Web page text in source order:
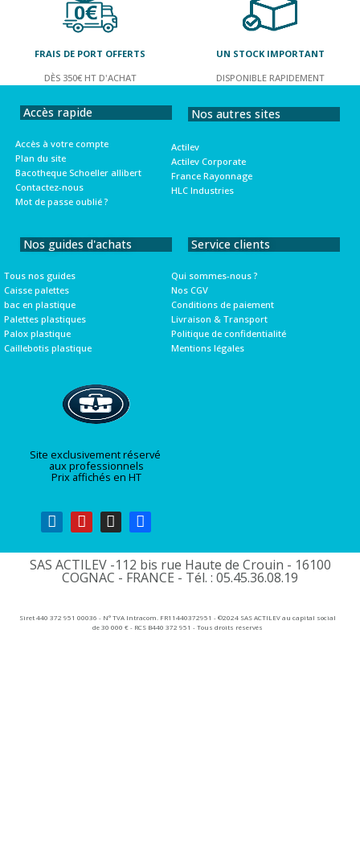
FRAIS DE PORT OFFERTS
DÈS 350€ HT D'ACHAT
UN STOCK IMPORTANT
DISPONIBLE RAPIDEMENT
Accès rapide
Accès à votre compte
Plan du site
Bacotheque Schoeller allibert
Contactez-nous
Mot de passe oublié ?
Nos autres sites
Actilev
Actilev Corporate
France Rayonnage
HLC Industries
Nos guides d'achats
Tous nos guides
Caisse palettes
bac en plastique
Palettes plastiques
Palox plastique
Caillebotis plastique
Service clients
Qui sommes-nous ?
Nos CGV
Conditions de paiement
Livraison & Transport
Politique de confidentialité
Mentions légales
Site exclusivement réservé
aux professionnels
Prix affichés en HT
SAS ACTILEV -112 bis rue Haute de Crouin - 16100
COGNAC - FRANCE - Tél. : 05.45.36.08.19​
Siret 440 372 951 00036 - N° TVA Intracom. FR11440372951 - ©2024 SAS ACTILEV au capital social
de 30 000 € - RCS B440 372 951 - Tous droits réservés​​